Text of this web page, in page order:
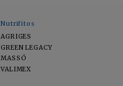
Nutrifitos
AGRIGES
GREEN LEGACY
MASSÓ
VALIMEX